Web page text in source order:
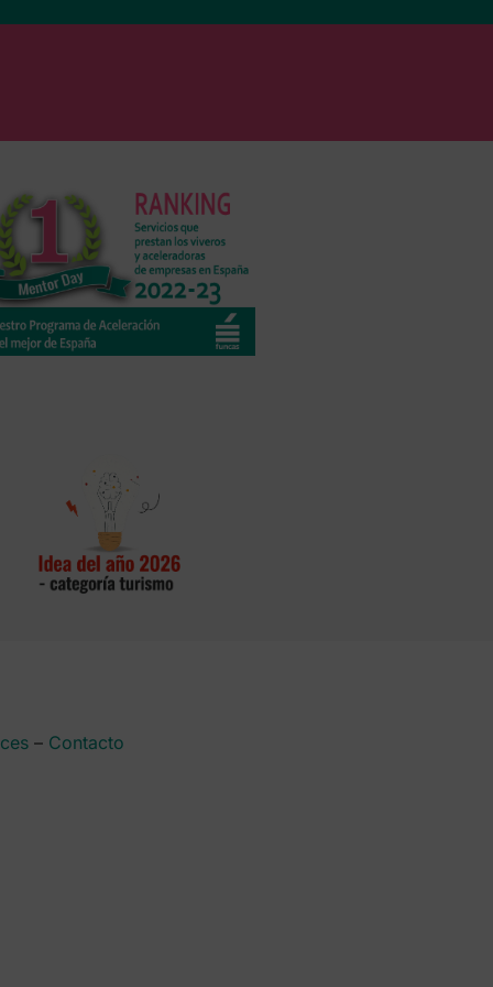
– Contacto